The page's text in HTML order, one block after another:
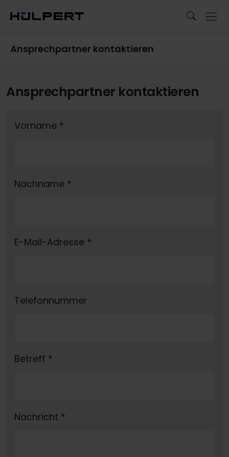
Ansprechpartner kontaktieren
Ansprechpartner kontaktieren
Vorname *
Nachname *
E-Mail-Adresse *
Telefonnummer
Betreff *
Nachricht *